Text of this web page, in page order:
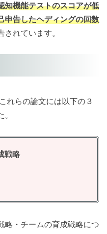
知機能テストのスコアが低
申告したヘディングの回数
れています。
れらの論文には以下の３
戦略
略・チームの育成戦略につ